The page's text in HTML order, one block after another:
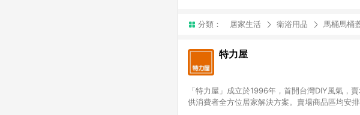
分類： 居家生活 衛浴用品 馬桶馬桶
特力屋
「特力屋」成立於1996年，首開台灣DIY風氣，
供消費者全方位居家解決方案。賣場商品區均安